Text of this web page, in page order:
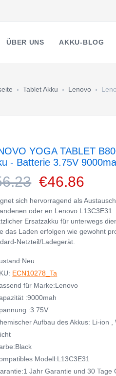
ÜBER UNS AKKU-BLOG
Tablet Akku Lenovo
YOGA TABLET
- Batterie 3.75V
€46.86
sich hervorragend als
oder en Lenovo
Ersatzakku für unterwegs
das Laden erfolgen wie gewohnt
Netzteil/Ladegerät.
ECN10278_Ta
für Marke:Lenovo
:9000mah
:3.75V
Aufbau des Akkus: Li-ion ,
Modell:L13C3E31
Jahr Garantie und 30 Tage